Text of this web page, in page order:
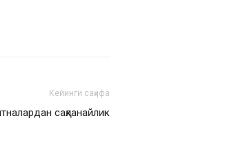
Кейинги саҳифа
сақланайлик